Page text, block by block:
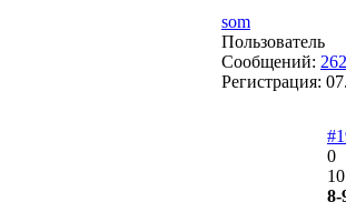
som
Пользователь
Сообщений: 262
Регистрация:
0
8-